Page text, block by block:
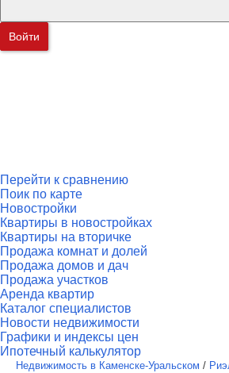
Войти
Перейти к сравнению
Поик по карте
Новостройки
Квартиры в новостройках
Квартиры на вторичке
Продажа комнат и долей
Продажа домов и дач
Продажа участков
Аренда квартир
Каталог специалистов
Новости недвижимости
Графики и индексы цен
Ипотечный калькулятор
Недвижимость в Каменске-Уральском /